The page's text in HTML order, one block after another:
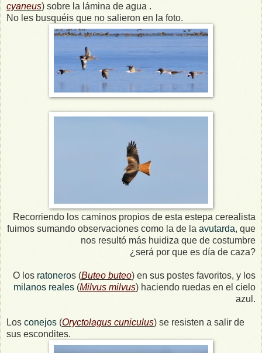
cyaneus) sobre la lámina de agua .
No les busquéis que no salieron en la foto.
Recorriendo los caminos propios de esta estepa cerealista
fuimos sumando observaciones como la de la avutarda, que
nos resultó más huidiza que de costumbre
¿será por que es día de caza?
O los ratoneros (Buteo buteo) en sus postes favoritos, y los
milanos reales (Milvus milvus) haciendo ruedas en el cielo
azul.
Los conejos (Oryctolagus cuniculus) se resisten a salir de
sus escondites.